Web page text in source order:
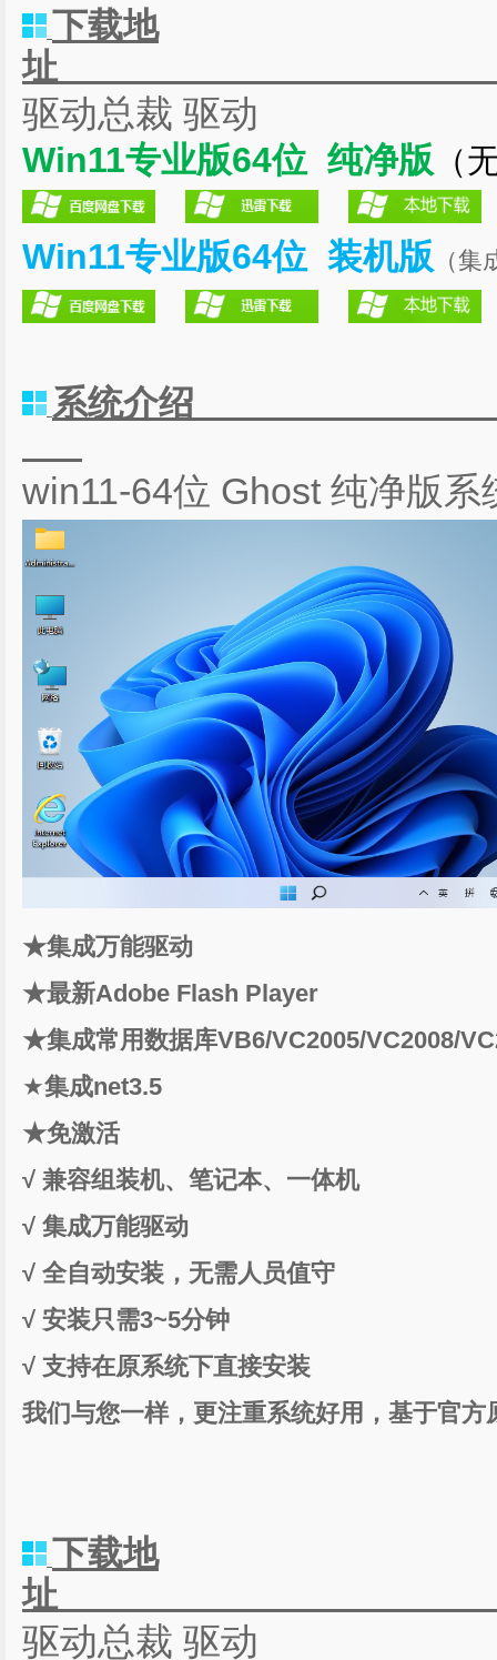
下载地
驱动总裁 驱动
Win11专业版64位 纯净版 （
Win11专业版64位 装机版 （
系统
win11-64位 Ghost 纯净版
★集成万能驱动
★最新Adobe Flash Player
★集成常用数据库VB6/VC2005/VC2008/
★集成net3.5
★免激活
√ 兼容组装机、笔记本、一体机
√ 集成万能驱动
√ 全自动安装，无需人员值守
√ 安装只需3~5分钟
√ 支持在原系统下直接安装
我们与您一样，更注重系统好用，基于官方
下载地
驱动总裁 驱动